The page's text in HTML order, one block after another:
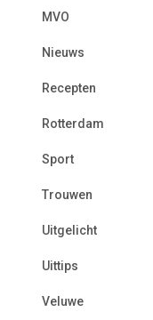
MVO
Nieuws
Recepten
Rotterdam
Sport
Trouwen
Uitgelicht
Uittips
Veluwe